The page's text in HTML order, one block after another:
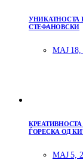
УНИКАТНОСТА
СТЕФАНОВСКИ
МАЈ 18,
ЃОРЕСКА ОД
МАЈ 5,